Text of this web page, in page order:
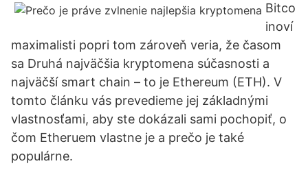
Bitco
inoví
maximalisti popri tom zároveň veria, že časom
sa Druhá najväčšia kryptomena súčasnosti a
najväčší smart chain – to je Ethereum (ETH). V
tomto článku vás prevedieme jej základnými
vlastnosťami, aby ste dokázali sami pochopiť, o
čom Etheruem vlastne je a prečo je také
populárne.